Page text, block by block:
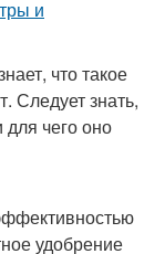
что такое
Следует знать,
для чего оно
удобрение